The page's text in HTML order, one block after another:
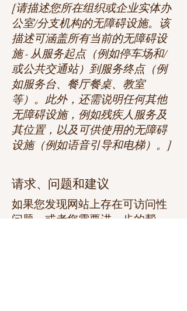
[请描述您所在组织或企业实体办
公室/分支机构的无障碍设施。该
描述可涵盖所有当前的无障碍设
施 - 从服务起点（例如停车场和/
或公共交通站）到服务终点（例
如服务台、餐厅餐桌、教室
等）。此外，还需说明任何其他
无障碍设施，例如残疾人服务及
其位置，以及可供使用的无障碍
设施（例如语音引导和电梯）。]
请求、问题和建议
如果您发现网站上存在可访问性
问题，或者您需要进一步的帮